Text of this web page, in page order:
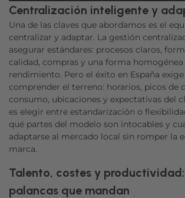
Aceptar
powered byUsercentrics
Management Platform
Centralización inteligente y
Una de las claves que abordamos es el
centralizar y adaptar. La gestión
asegurar estándares: procesos claros,
calidad, compras y una forma
rendimiento. Pero el éxito en España
comprender el terreno: horarios, picos de
consumo, ubicaciones y expectativas del
es elegir entre estandarización o
qué partes del modelo son intocables y
adaptarse al mercado local sin romper la
marca.
Talento, costes y
palancas que mandan